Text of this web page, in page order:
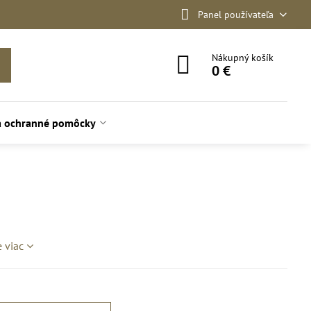
Panel používateľa
Nákupný košík
0 €
ochranné pomôcky
viac